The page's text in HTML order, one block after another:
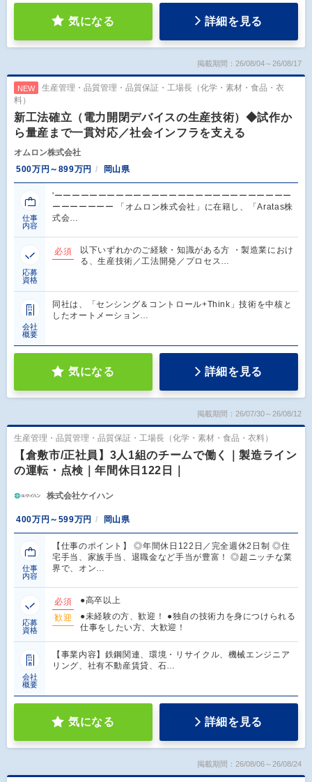
気になる 詳細を見る
掲載期間：26/08/04～26/08/17
NEW
生産管理・品質管理・品質保証・工場長（化学・素材・食品・衣
料）
新工法確立（電力開閉デバイスの生産技術）◆試作か
ら量産まで一貫対応／社会インフラを支える
オムロン株式会社
500万円～899万円
岡山県
仕事
内容
'ーーーーーーーーーーーーーーーーーーーーーーーーーーー
ーーーーーーー 「オムロン株式会社」に在籍し、「Aratas株
式会…
応募
資格
必須
以下いずれかのご経験・知識がある方 ・製造業におけ
る、生産技術／工法開発／プロセス…
会社
概要
同社は、「センシング＆コントロール+Think」技術を中核と
したオートメーション…
気になる 詳細を見る
掲載期間：26/07/30～26/08/12
生産管理・品質管理・品質保証・工場長（化学・素材・食品・衣料）
【倉敷市/正社員】3人1組のチームで働く｜製造ライン
の運転・点検｜年間休日122日｜
株式会社ケイハン
400万円～599万円 岡山県
仕事
内容
【仕事のポイント】 ◎年間休日122日／完全週休2日制 ◎住
宅手当、家族手当、退職金など手当が豊富！ ◎超ニッチな業
界で、オン…
応募
資格
必須
●高卒以上
歓迎
●未経験の方、歓迎！ ●独自の技術力を身につけられる
仕事をしたい方、大歓迎！
会社
概要
【事業内容】鉄鋼関連、環境・リサイクル、機械エンジニア
リング、社有不動産賃貸、石…
気になる 詳細を見る
掲載期間：26/08/06～26/08/24